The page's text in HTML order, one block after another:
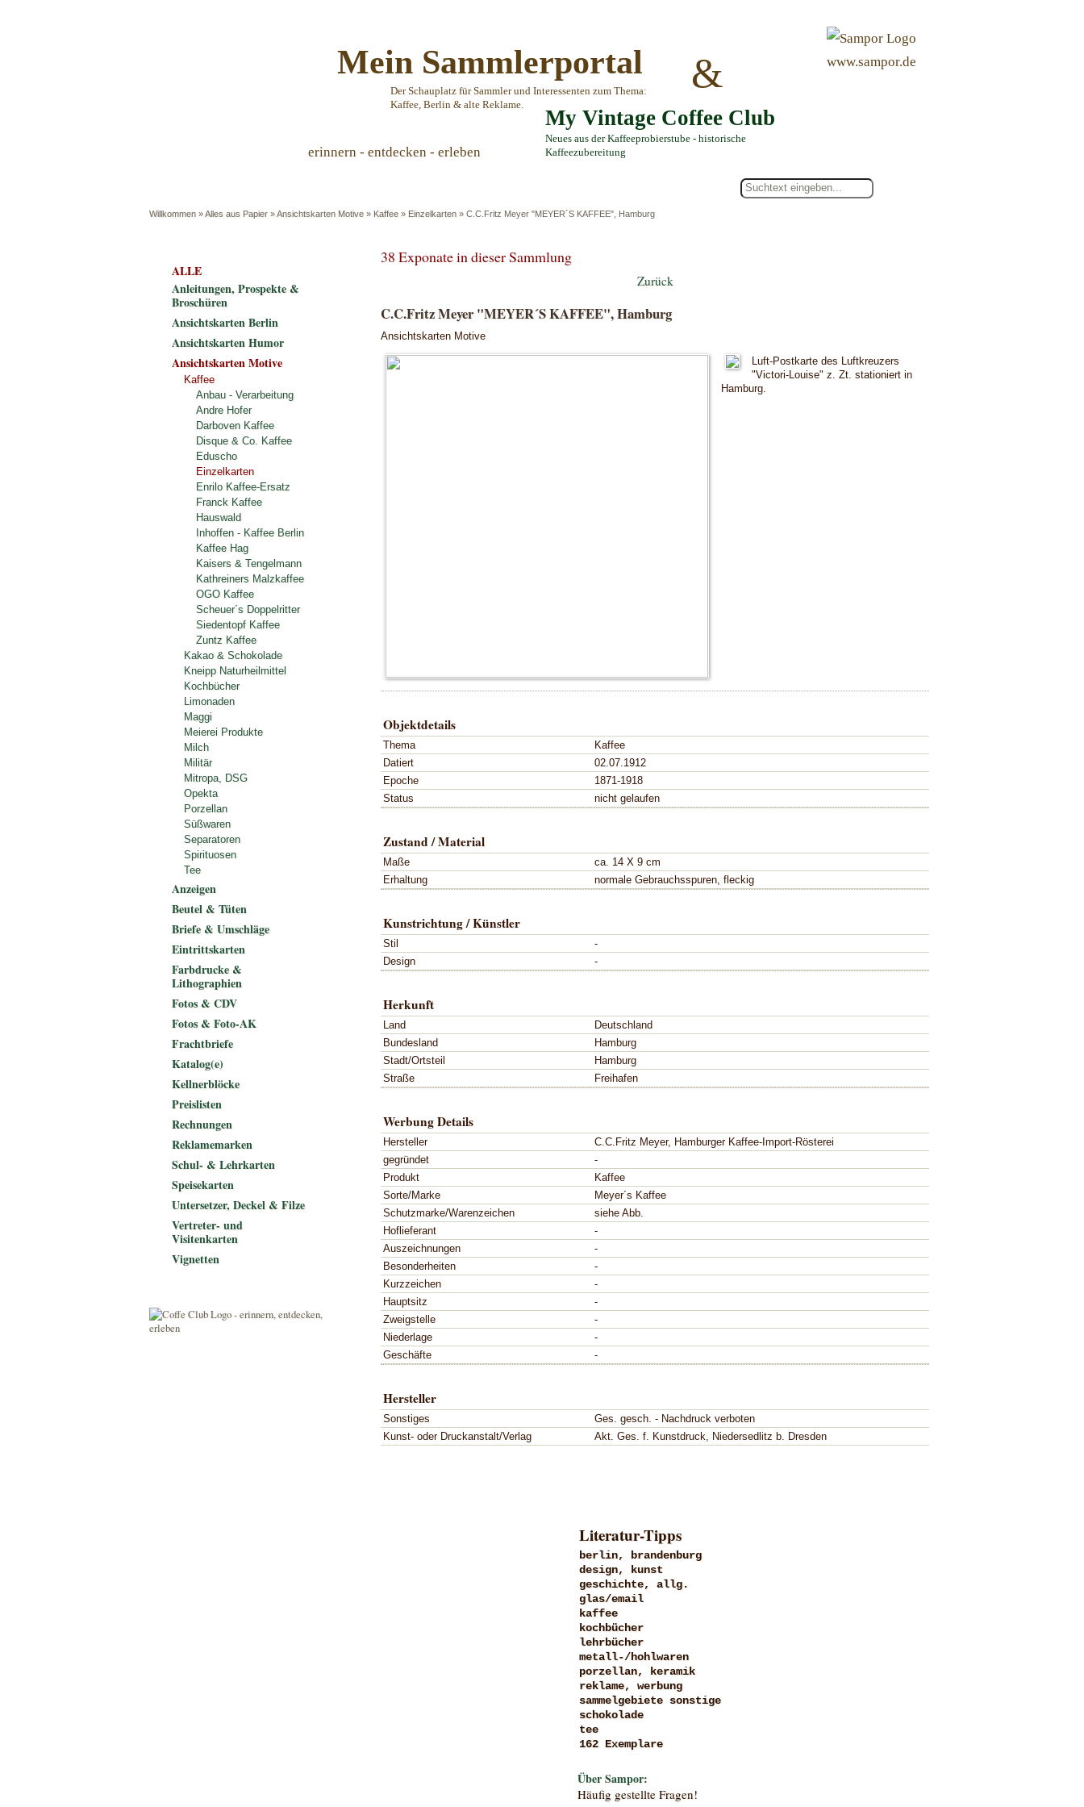
Mein Sammlerportal
Der Schauplatz für Sammler und Interessenten zum Thema:
Kaffee, Berlin & alte Reklame.
&
My Vintage Coffee Club
Neues aus der Kaffeeprobierstube - historische
Kaffeezubereitung
www.sampor.de
erinnern - entdecken - erleben
Willkommen »Alles aus Papier »Ansichtskarten Motive » Kaffee » Einzelkarten » C.C.Fritz Meyer "MEYER´S KAFFEE", Hamburg
38 Exponate in dieser Sammlung
Zurück
C.C.Fritz Meyer "MEYER´S KAFFEE", Hamburg
Ansichtskarten Motive
Luft-Postkarte des Luftkreuzers
"Victori-Louise" z. Zt. stationiert in
Hamburg.
Objektdetails
Thema
Kaffee
Datiert
02.07.1912
Epoche
1871-1918
Status
nicht gelaufen
Zustand / Material
Maße
ca. 14 X 9 cm
Erhaltung
normale Gebrauchsspuren, fleckig
Kunstrichtung / Künstler
Stil
-
Design
-
Herkunft
Land
Deutschland
Bundesland
Hamburg
Stadt/Ortsteil
Hamburg
Straße
Freihafen
Werbung Details
Hersteller
C.C.Fritz Meyer, Hamburger Kaffee-Import-Rösterei
gegründet
-
Produkt
Kaffee
Sorte/Marke
Meyer´s Kaffee
Schutzmarke/Warenzeichen
siehe Abb.
Hoflieferant
-
Auszeichnungen
-
Besonderheiten
-
Kurzzeichen
-
Hauptsitz
-
Zweigstelle
-
Niederlage
-
Geschäfte
-
Hersteller
Sonstiges
Ges. gesch. - Nachdruck verboten
Kunst- oder Druckanstalt/Verlag
Akt. Ges. f. Kunstdruck, Niedersedlitz b. Dresden
ALLE
Anleitungen, Prospekte &
Broschüren
Ansichtskarten Berlin
Ansichtskarten Humor
Ansichtskarten Motive
Kaffee
Anbau - Verarbeitung
Andre Hofer
Darboven Kaffee
Disque & Co. Kaffee
Eduscho
Einzelkarten
Enrilo Kaffee-Ersatz
Franck Kaffee
Hauswald
Inhoffen - Kaffee Berlin
Kaffee Hag
Kaisers & Tengelmann
Kathreiners Malzkaffee
OGO Kaffee
Scheuer´s Doppelritter
Siedentopf Kaffee
Zuntz Kaffee
Kakao & Schokolade
Kneipp Naturheilmittel
Kochbücher
Limonaden
Maggi
Meierei Produkte
Milch
Militär
Mitropa, DSG
Opekta
Porzellan
Süßwaren
Separatoren
Spirituosen
Tee
Anzeigen
Beutel & Tüten
Briefe & Umschläge
Eintrittskarten
Farbdrucke &
Lithographien
Fotos & CDV
Fotos & Foto-AK
Frachtbriefe
Katalog(e)
Kellnerblöcke
Preislisten
Rechnungen
Reklamemarken
Schul- & Lehrkarten
Speisekarten
Untersetzer, Deckel & Filze
Vertreter- und
Visitenkarten
Vignetten
Literatur-Tipps
berlin, brandenburg
design, kunst
geschichte, allg.
glas/email
kaffee
kochbücher
lehrbücher
metall-/hohlwaren
porzellan, keramik
reklame, werbung
sammelgebiete sonstige
schokolade
tee
162 Exemplare
Über Sampor:
Häufig gestellte Fragen!